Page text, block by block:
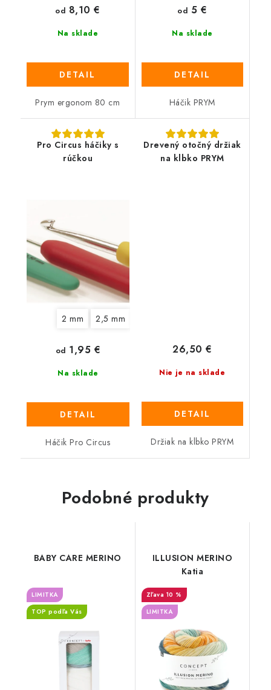
Na sklade
od 8,10 €
DETAIL
Prym ergonom 80 cm
Na sklade
od 5 €
DETAIL
Háčik PRYM
Pro Circus háčiky s
rúčkou
2 mm 2,5 mm
Na sklade
od 1,95 €
DETAIL
Háčik Pro Circus
Drevený otočný držiak
na klbko PRYM
Nie je na sklade
26,50 €
DETAIL
Držiak na klbko PRYM
Podobné produkty
BABY CARE MERINO
LIMITKA
TOP podľa Vás
ILLUSION MERINO
Katia
10 %
LIMITKA